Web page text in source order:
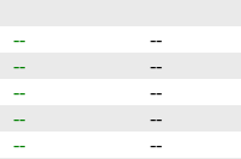
--
--
--
--
--
--
--
--
--
--